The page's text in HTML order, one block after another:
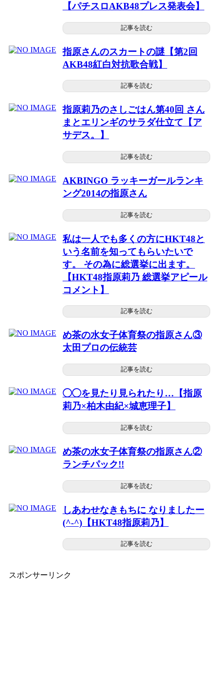
【パチスロAKB48プレス発表会】
記事を読む
指原さんのスカートの謎【第2回
AKB48紅白対抗歌合戦】
記事を読む
指原莉乃のさしごはん第40回 さん
まとエリンギのサラダ仕立て【ア
サデス。】
記事を読む
AKBINGO ラッキーガールランキ
ング2014の指原さん
記事を読む
私は一人でも多くの方にHKT48と
いう名前を知ってもらいたいで
す。 その為に総選挙に出ます。
【HKT48指原莉乃 総選挙アピール
コメント】
記事を読む
め茶の水女子体育祭の指原さん③
太田プロの伝統芸
記事を読む
◯◯を見たり見られたり…【指原
莉乃×柏木由紀×城恵理子】
記事を読む
め茶の水女子体育祭の指原さん②
ランチパック!!
記事を読む
しあわせなきもちに なりましたー
(^-^)【HKT48指原莉乃】
記事を読む
スポンサーリンク